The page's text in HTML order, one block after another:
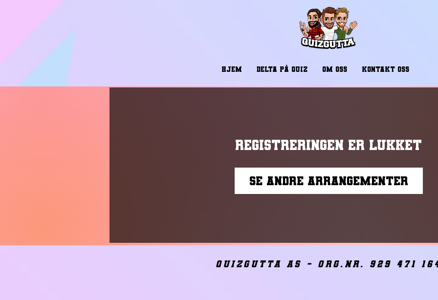
HJEM DELTA PÅ QUIZ OM OSS KONTAKT OSS
Registreringen er lukket
Se andre arrangementer
quizgutta as - org.nr. 929 471